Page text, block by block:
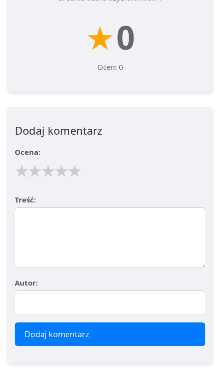
★0
Ocen: 0
Dodaj komentarz
Ocena:
★
★
★
★
★
Treść:
Autor:
Dodaj komentarz